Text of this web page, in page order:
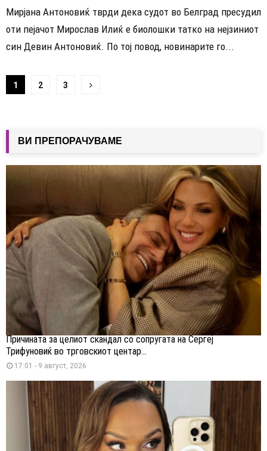
Мирјана Антоновиќ тврди дека судот во Белград пресудил
оти пејачот Мирослав Илиќ е биолошки татко на нејзиниот
син Девин Антоновиќ. По тој повод, новинарите го...
Навигација
написи
1 2 3
ВИ ПРЕПОРАЧУВАМЕ
Причината за целиот скандал со сопругата на Сергеј
Трифуновиќ во трговскиот центар...
17:01 - 9 август, 2026